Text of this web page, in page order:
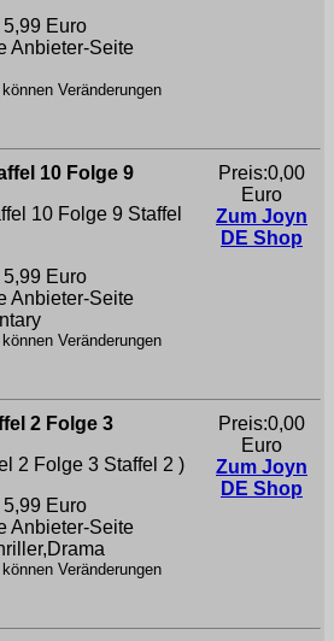
Euro
Anbieter-Seite
Veränderungen
10 Folge 9
10 Folge 9 Staffel
Euro
Anbieter-Seite
Veränderungen
Preis:0,00
Euro
Zum Joyn
DE Shop
2 Folge 3
2 Folge 3 Staffel 2 )
Euro
Anbieter-Seite
Veränderungen
Preis:0,00
Euro
Zum Joyn
DE Shop